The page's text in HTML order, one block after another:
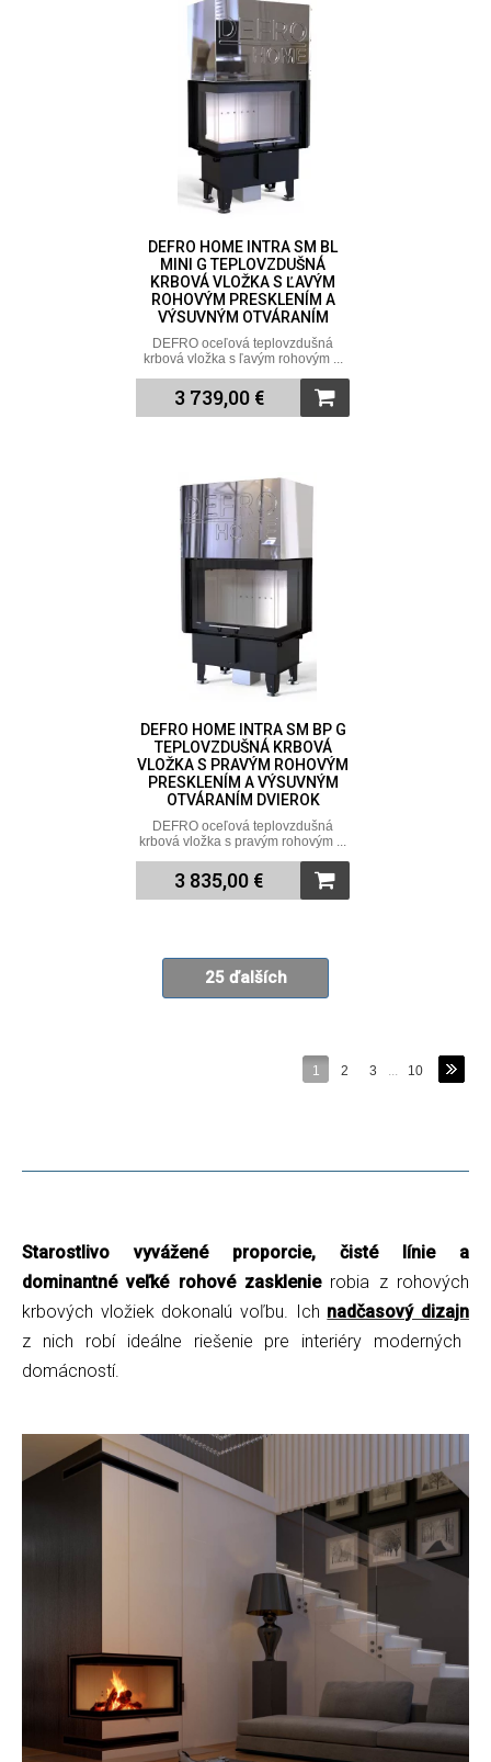
DEFRO HOME INTRA SM BL
MINI G TEPLOVZDUŠNÁ
KRBOVÁ VLOŽKA S ĽAVÝM
ROHOVÝM PRESKLENÍM A
VÝSUVNÝM OTVÁRANÍM
DEFRO oceľová teplovzdušná
krbová vložka s ľavým rohovým ...
3 739,00 €
DEFRO HOME INTRA SM BP G
TEPLOVZDUŠNÁ KRBOVÁ
VLOŽKA S PRAVÝM ROHOVÝM
PRESKLENÍM A VÝSUVNÝM
OTVÁRANÍM DVIEROK
DEFRO oceľová teplovzdušná
krbová vložka s pravým rohovým ...
3 835,00 €
25 ďalších
1 2 3 10
Starostlivo vyvážené proporcie, čisté línie a
dominantné veľké rohové zasklenierobia z rohových
krbových vložiek dokonalú voľbu. Ich nadčasový dizajn
z nich robí ideálne riešenie pre interiéry moderných
domácností.